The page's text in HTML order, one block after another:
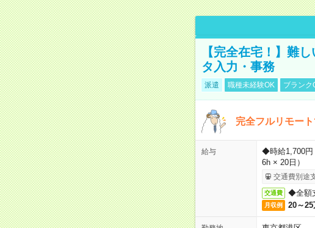
【完全在宅！】難
タ入力・事務
派遣 職種未経験OK ブランク
完全フルリモー
給与
◆時給1,700円
6h × 20日）
交通費別途
交通費 ◆全額
月収例 20～25